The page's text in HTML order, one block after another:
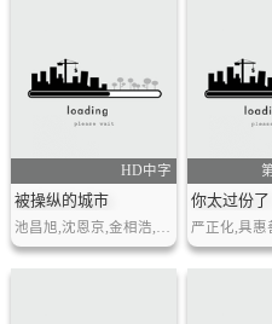
HD中字
被操纵的城市 你太过份了